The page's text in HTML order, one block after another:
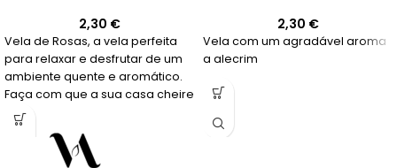
2,30 €
Vela de Rosas, a vela perfeita
para relaxar e desfrutar de um
ambiente quente e aromático.
Faça com que a sua casa cheire
a rosas!
2,30 €
Vela com um agradável aroma
a alecrim